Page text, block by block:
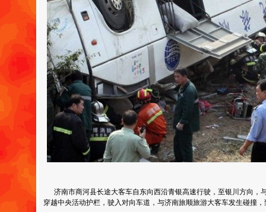
济南市商河县长途大客车自东向西沿青银高速行驶，至银川方向，
穿越中央活动护栏，驶入对向车道，与济南旅顺旅游大客车发生碰撞